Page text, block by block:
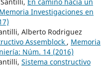
Memoria Investigaciones en
Alberto Rodriguez
Assemblock , Memoria
Núm. 14 (2016)
Sistema constructivo